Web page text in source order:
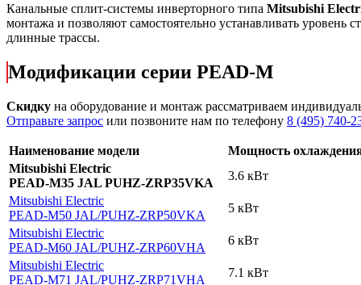
Канальные сплит-системы инверторного типа Mitsubishi
монтажа и позволяют самостоятельно устанавливать уровень
длинные трассы.
Модификации серии PEAD-M
Скидку на оборудование и монтаж рассматриваем
Отправьте запрос или позвоните нам по телефону 8 (495) 740-
Наименование модели
Мощность
Mitsubishi Electric
PEAD-M35 JAL PUHZ-ZRP35VKA
3.6 кВт
Mitsubishi Electric
PEAD-M50 JAL/PUHZ-ZRP50VKA
5 кВт
Mitsubishi Electric
PEAD-M60 JAL/PUHZ-ZRP60VHA
6 кВт
Mitsubishi Electric
PEAD-M71 JAL/PUHZ-ZRP71VHA
7.1 кВт